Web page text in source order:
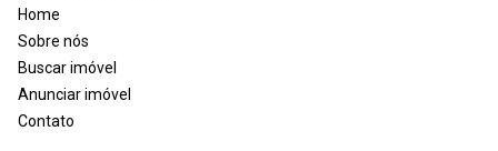
Home
Sobre nós
Buscar imóvel
Anunciar imóvel
Contato